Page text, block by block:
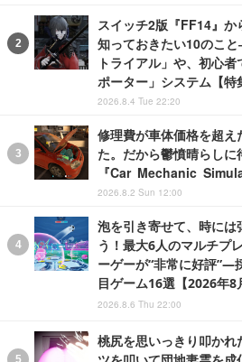
スイッチ2版『FF14』か
知っておきたい10のこ
トライアル」や、初心
ポーター」システム【特
2026.8.4 Tue 22:20
修理費が車体価格を超え
た。だから鬱憤晴らし
『Car Mechanic
2026.8.2 Sun 12:00
泡を引き寄せて、時には
う！最大6人のマルチプ
ーゲーが“非常に好評”―
目ゲーム16選【2026年8
2026.8.6 Thu 22:00
桃尻を思いっきり叩か